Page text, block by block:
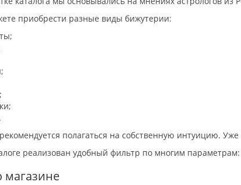
приобрести разные виды бижутерии:
полагаться на собственную интуицию.
реализован удобный фильтр по многим
магазине